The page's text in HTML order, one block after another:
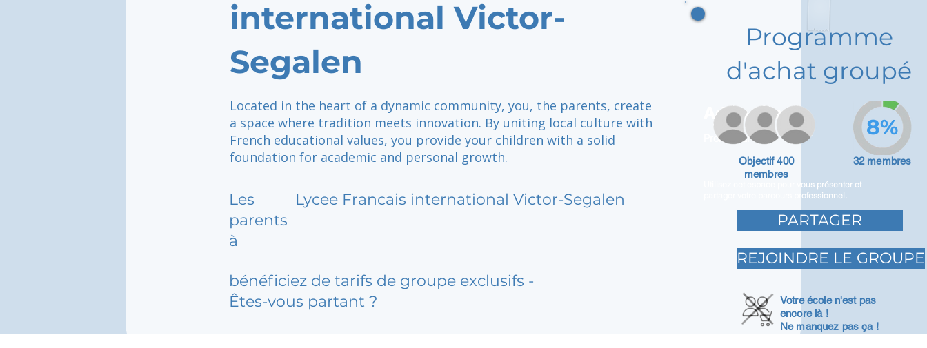
international Victor-
Segalen
Located in the heart of a dynamic community, you, the parents, create
a space where tradition meets innovation. By uniting local culture with
French educational values, you provide your children with a solid
foundation for academic and personal growth.
Les
parents
à
Lycee Francais international Victor-Segalen
bénéficiez de tarifs de groupe exclusifs -
Êtes-vous partant ?
Adam Caar
Promoteur
Utilisez cet espace pour vous présenter et
partager votre parcours professionnel.
Programme
d'achat groupé
Objectif 400
membres
32 membres
8%
PARTAGER
REJOINDRE LE GROUPE
Votre école n'est pas
encore là !
Ne manquez pas ça !